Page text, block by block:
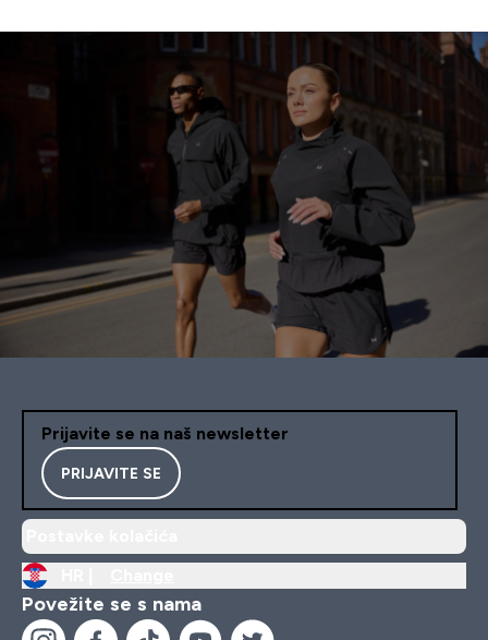
Prijavite se na naš newsletter
PRIJAVITE SE
Povežite se s nama